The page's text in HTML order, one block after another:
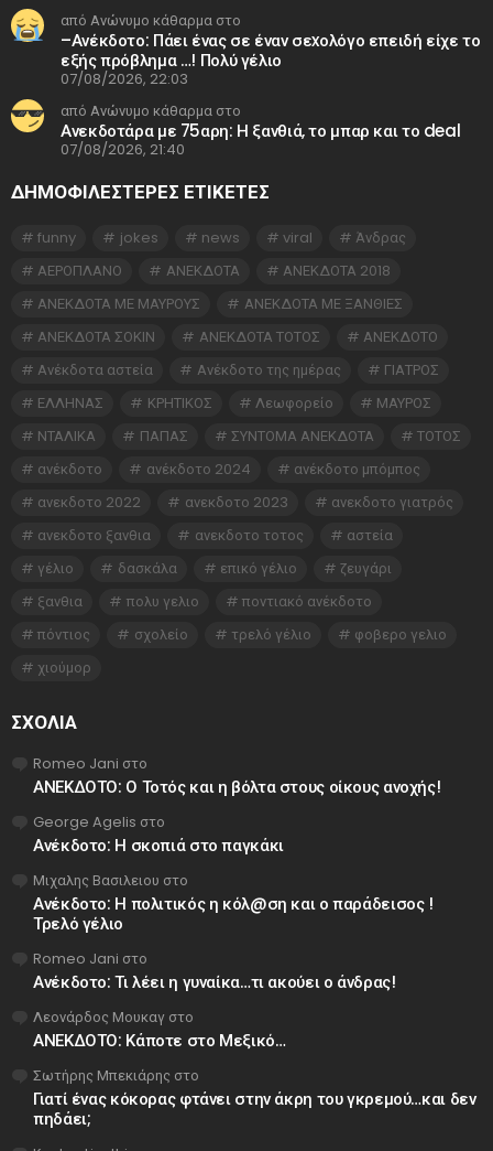
από Ανώνυμο κάθαρμα στο
–Ανέκδοτο: Πάει ένας σε έναν σεxολόγο επειδή είχε το
εξής πρόβλημα …! Πολύ γέλιο
07/08/2026, 22:03
από Ανώνυμο κάθαρμα στο
Ανεκδοτάρα με 75αρη: Η ξανθιά, το μπαρ και το deal
07/08/2026, 21:40
ΔΗΜΟΦΙΛΕΣΤΕΡΕΣ ΕΤΙΚΈΤΕΣ
funny jokes news viral
Άνδρας
ΑΕΡΟΠΛΑΝΟ
ΑΝΕΚΔΟΤΑ
ΑΝΕΚΔΟΤΑ 2018
ΑΝΕΚΔΟΤΑ ΜΕ ΜΑΥΡΟΥΣ
ΑΝΕΚΔΟΤΑ ΜΕ ΞΑΝΘΙΕΣ
ΑΝΕΚΔΟΤΑ ΣΟΚΙΝ
ΑΝΕΚΔΟΤΑ ΤΟΤΟΣ
ΑΝΕΚΔΟΤΟ
Ανέκδοτα αστεία
Ανέκδοτο της ημέρας
ΓΙΑΤΡΟΣ
ΕΛΛΗΝΑΣ
ΚΡΗΤΙΚΟΣ Λεωφορείο
ΜΑΥΡΟΣ
ΝΤΑΛΙΚΑ
ΠΑΠΑΣ ΣΥΝΤΟΜΑ ΑΝΕΚΔΟΤΑ
ΤΟΤΟΣ
ανέκδοτο
ανέκδοτο 2024
ανέκδοτο μπόμπος
ανεκδοτο 2022
ανεκδοτο 2023
ανεκδοτο γιατρός
ανεκδοτο ξανθια
ανεκδοτο τοτος
αστεία
γέλιο
δασκάλα επικό γέλιο
ζευγάρι
ξανθια
πολυ γελιο
ποντιακό ανέκδοτο
πόντιος
σχολείο τρελό γέλιο
φοβερο γελιο
χιούμορ
ΣΧΌΛΙΑ
Romeo Jani στο
ΑΝΕΚΔΟΤΟ: Ο Τοτός και η βόλτα στους οίκους ανοχής!
George Agelis στο
Ανέκδοτο: Η σκοπιά στο παγκάκι
Μιχαλης Βασιλειου στο
Ανέκδοτο: Η πολιτικός η κόλ@ση και ο παράδεισος !
Τρελό γέλιο
Romeo Jani στο
Ανέκδοτο: Τι λέει η γυναίκα…τι ακούει ο άνδρας!
Λεονάρδος Μουκαγ στο
ΑΝΕΚΔΟΤΟ: Κάποτε στο Μεξικό…
Σωτήρης Μπεκιάρης στο
Γιατί ένας κόκορας φτάνει στην άκρη του γκρεμού…και δεν
πηδάει;